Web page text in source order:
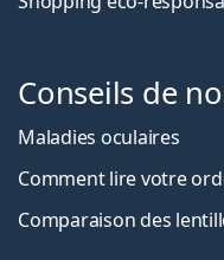
Conseils de
Maladies oculaires
Comment lire votre
Comparaison des